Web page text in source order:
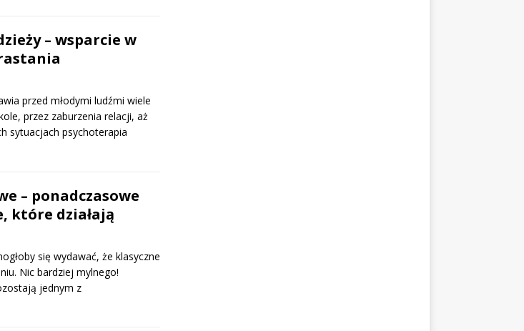
– wsparcie w
przed młodymi ludźmi wiele
przez zaburzenia relacji, aż
sytuacjach psychoterapia
– ponadczasowe
które działają
się wydawać, że klasyczne
Nic bardziej mylnego!
jednym z